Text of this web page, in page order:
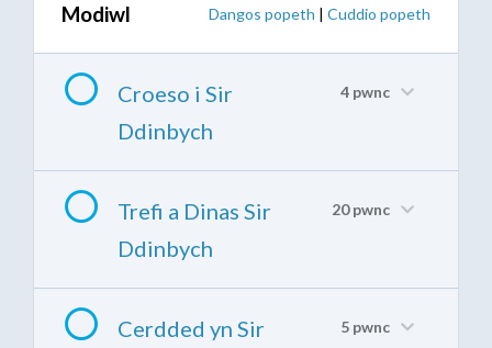
Modiwl Dangos popeth | Cuddio popeth
Croeso i Sir
Ddinbych
4 pwnc
Trefi a Dinas Sir
Ddinbych
20 pwnc
Cerdded yn Sir
5 pwnc